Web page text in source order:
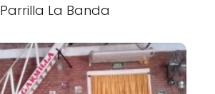
Parrilla La Banda